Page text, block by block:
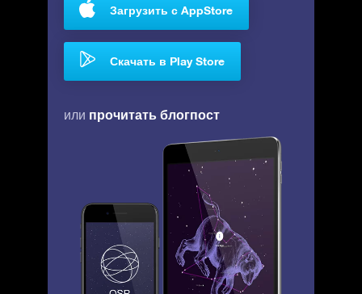
Загрузить с AppStore
Скачать в Play Store
или прочитать блогпост